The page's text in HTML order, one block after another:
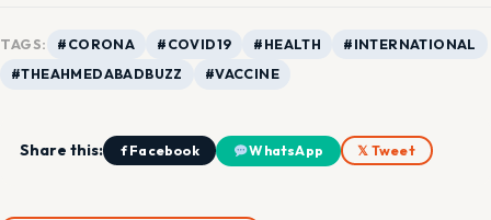
TAGS: #CORONA #COVID19 #HEALTH
#INTERNATIONAL
#THEAHMEDABADBUZZ
#VACCINE
Share this: f Facebook WhatsApp 𝕏 Tweet